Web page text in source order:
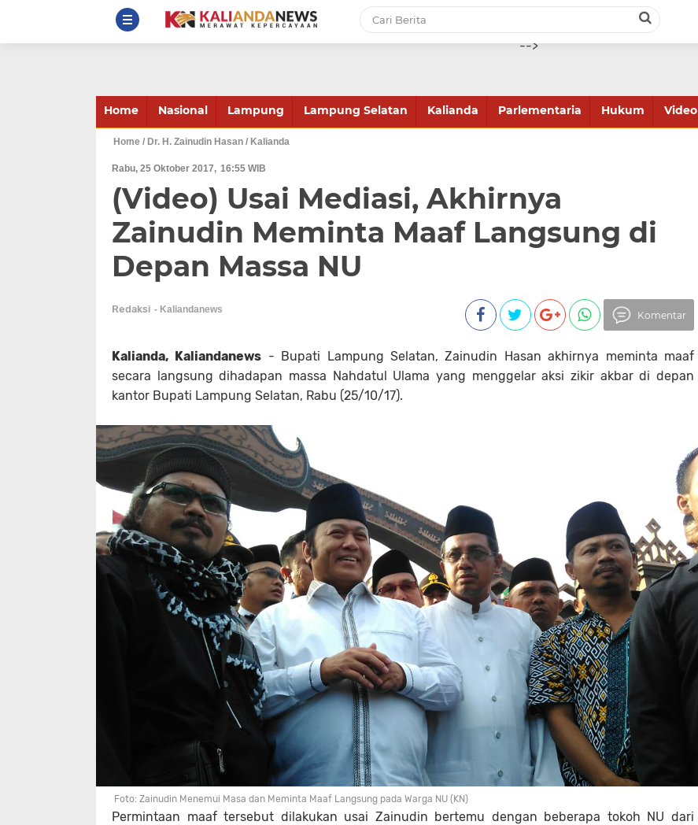
-->
Home Nasional Lampung Lampung Selatan Kalianda Parlementaria Hukum Video
Home / Dr. H. Zainudin Hasan / Kalianda
Rabu, 25 Oktober 2017 16:55 WIB
(Video) Usai Mediasi, Akhirnya
Zainudin Meminta Maaf Langsung di
Depan Massa NU
Redaksi
Komentar
Kalianda, Kaliandanews - Bupati Lampung Selatan, Zainudin Hasan akhirnya meminta maaf
secara langsung dihadapan massa Nahdatul Ulama yang menggelar aksi zikir akbar di depan
kantor Bupati Lampung Selatan, Rabu (25/10/17).
Foto: Zainudin Menemui Masa dan Meminta Maaf Langsung pada Warga NU (KN)
Permintaan maaf tersebut dilakukan usai Zainudin bertemu dengan beberapa tokoh NU dari